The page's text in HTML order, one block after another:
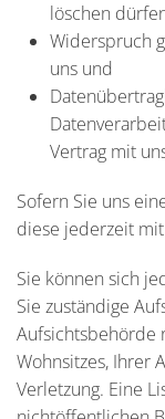
löschen
Widerspruch
uns und
Vertrag mit
Sofern Sie uns
diese jederzeit
Sie können sich
Sie zuständige
Aufsichtsbehörde
Wohnsitzes, Ihrer
Verletzung. Eine